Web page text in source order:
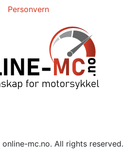
Personvern
mc.no. All rights reserved.